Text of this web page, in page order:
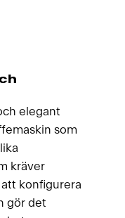
elegant
som
kräver
konfigurera
gör det